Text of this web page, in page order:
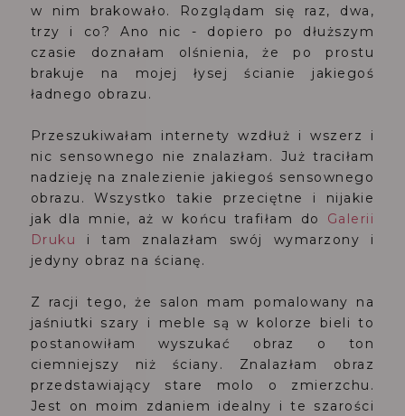
w nim brakowało. Rozglądam się raz, dwa,
trzy i co? Ano nic - dopiero po dłuższym
czasie doznałam olśnienia, że po prostu
brakuje na mojej łysej ścianie jakiegoś
ładnego obrazu.
Przeszukiwałam internety wzdłuż i wszerz i
nic sensownego nie znalazłam. Już traciłam
nadzieję na znalezienie jakiegoś sensownego
obrazu. Wszystko takie przeciętne i nijakie
jak dla mnie, aż w końcu trafiłam do Galerii
Druku
i tam znalazłam swój wymarzony i
jedyny obraz na ścianę.
Z racji tego, że salon mam pomalowany na
jaśniutki szary i meble są w kolorze bieli to
postanowiłam wyszukać obraz o ton
ciemniejszy niż ściany. Znalazłam obraz
przedstawiający stare molo o zmierzchu.
Jest on moim zdaniem idealny i te szarości